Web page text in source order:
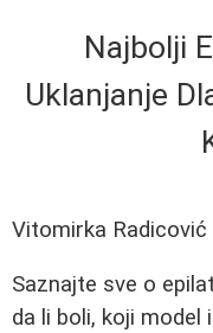
Najbolji
Uklanjanje
Vitomirka Radicović
Saznajte sve o
da li boli, koji